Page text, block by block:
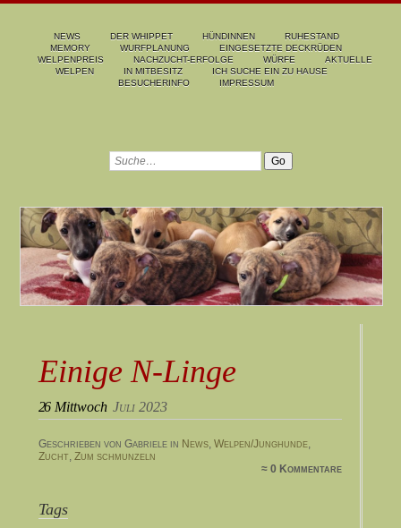
NEWS DER WHIPPET HÜNDINNEN
RUHESTAND
MEMORY
WURFPLANUNG
EINGESETZTE DECKRÜDEN
WELPENPREIS
NACHZUCHT-ERFOLGE WÜRFE
AKTUELLE
WELPEN
IN MITBESITZ
ICH SUCHE EIN ZU HAUSE
BESUCHERINFO
IMPRESSUM
Einige N-Linge
26 Mittwoch Juli 2023
Geschrieben von Gabriele in News, Welpen/Junghunde,
Zucht, Zum schmunzeln
≈ 0 Kommentare
Tags